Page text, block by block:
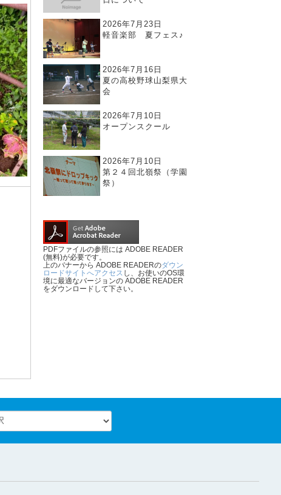
2026年7月23日
軽音楽部 夏フェス♪
2026年7月16日
夏の高校野球山梨県大
会
2026年7月10日
オープンスクール
2026年7月10日
第２４回北嶺祭（学園
祭）
PDFファイルの参照には ADOBE READER
(無料)が必要です。
上のバナーから ADOBE READERのダウン
ロードサイトへアクセス し、お使いのOS環
境に最適なバージョンの ADOBE READER
をダウンロードして下さい。